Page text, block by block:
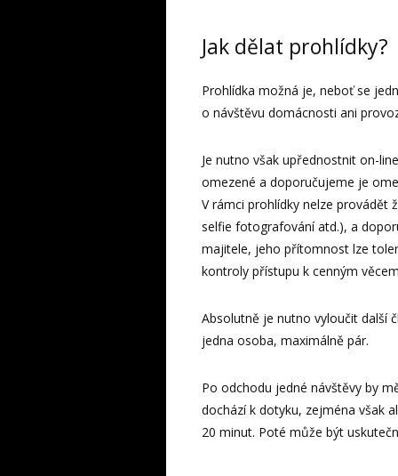
Jak dělat prohlídky?
Prohlídka možná je, neboť se
o návštěvu domácnosti ani
Je nutno však upřednostnit on-
omezené a doporučujeme je
V rámci prohlídky nelze provádět
selfie fotografování atd.), a
majitele, jeho přítomnost lze
kontroly přístupu k cenným
Absolutně je nutno vyloučit další
jedna osoba, maximálně pár.
Po odchodu jedné návštěvy by
dochází k dotyku, zejména však
20 minut. Poté může být